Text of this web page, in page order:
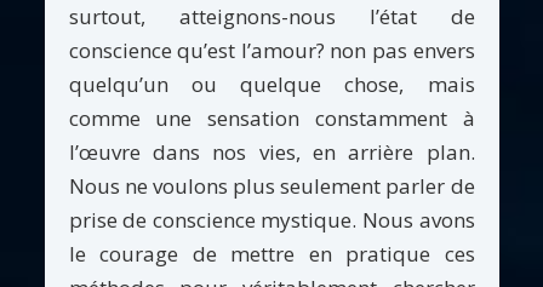
surtout, atteignons-nous l’état de
conscience qu’est l’amour? non pas envers
quelqu’un ou quelque chose, mais
comme une sensation constamment à
l’œuvre dans nos vies, en arrière plan.
Nous ne voulons plus seulement parler de
prise de conscience mystique. Nous avons
le courage de mettre en pratique ces